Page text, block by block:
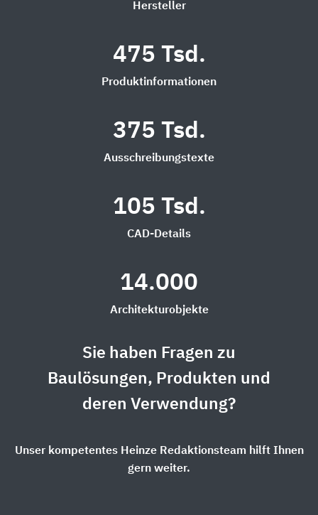
Hersteller
475 Tsd.
Produktinformationen
375 Tsd.
Ausschreibungstexte
105 Tsd.
CAD-Details
14.000
Architekturobjekte
Sie haben Fragen zu
Baulösungen, Produkten und
deren Verwendung?
Unser kompetentes Heinze Redaktionsteam hilft Ihnen
gern weiter.